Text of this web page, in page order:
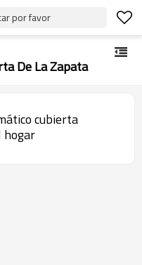
por favor
De La Zapata
cubierta
hogar